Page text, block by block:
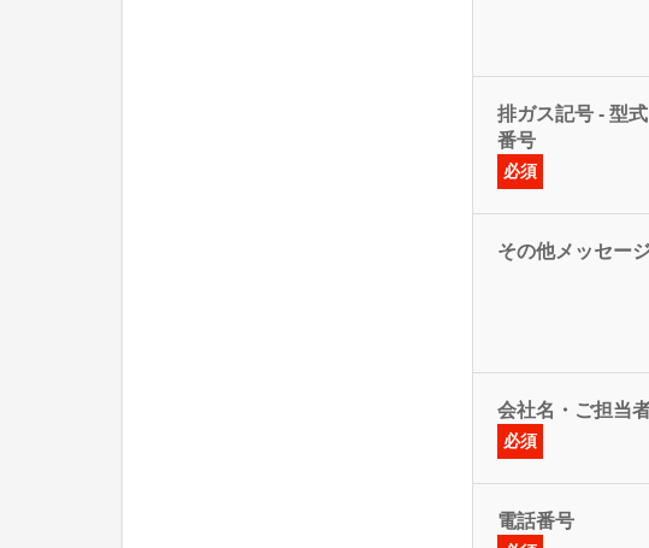
排ガス記号 - 型
番号
必須
その他メッセー
会社名・ご担当
必須
電話番号